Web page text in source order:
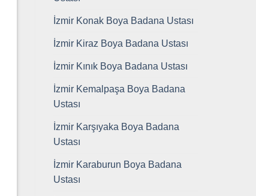
İzmir Konak Boya Badana Ustası
İzmir Kiraz Boya Badana Ustası
İzmir Kınık Boya Badana Ustası
İzmir Kemalpaşa Boya Badana
Ustası
İzmir Karşıyaka Boya Badana
Ustası
İzmir Karaburun Boya Badana
Ustası